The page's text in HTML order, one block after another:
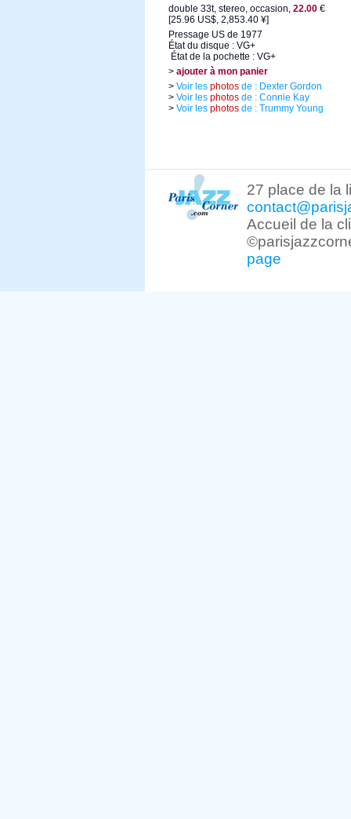
double 33t, stereo, occasion, 22.00 €
[25.96 US$, 2,853.40 ¥]
Pressage US de 1977
État du disque : VG+
État de la pochette : VG+
> ajouter à mon panier
> Voir les photos de : Dexter Gordon
> Voir les photos de : Connie Kay
> Voir les photos de : Trummy Young
27 place de la
Accueil de la
page